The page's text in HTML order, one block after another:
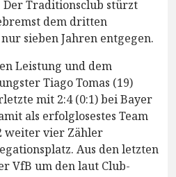
Traditionsclub stürzt
dem dritten
sieben Jahren entgegen.
Leistung und dem
Tiago Tomas (19)
mit 2:4 (0:1) bei Bayer
als erfolglosestes Team
weiter vier Zähler
Aus den letzten
VfB um den laut Club-